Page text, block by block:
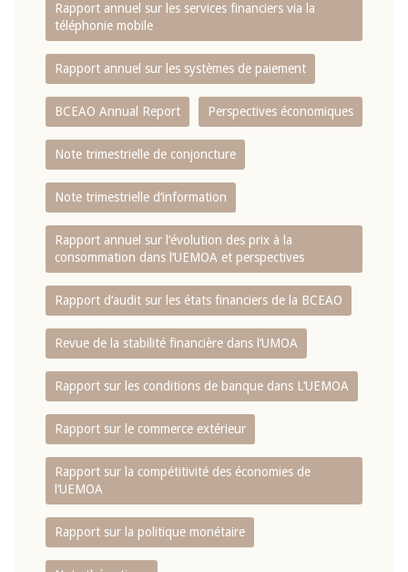
Rapport annuel sur les services financiers via la
téléphonie mobile
Rapport annuel sur les systèmes de paiement
BCEAO Annual Report Perspectives économiques
Note trimestrielle de conjoncture
Note trimestrielle d‘information
Rapport annuel sur l‘évolution des prix à la
consommation dans l‘UEMOA et perspectives
Rapport d‘audit sur les états financiers de la BCEAO
Revue de la stabilité financière dans l‘UMOA
Rapport sur les conditions de banque dans L‘UEMOA
Rapport sur le commerce extérieur
Rapport sur la compétitivité des économies de
l‘UEMOA
Rapport sur la politique monétaire